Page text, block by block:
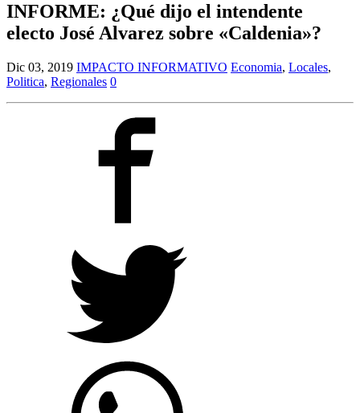
INFORME: ¿Qué dijo el intendente
electo José Alvarez sobre «Caldenia»?
Dic 03, 2019 IMPACTO INFORMATIVO Economia, Locales,
Politica, Regionales 0